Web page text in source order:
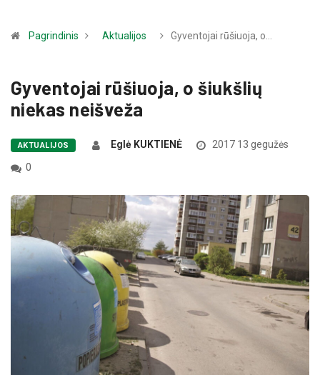
Pagrindinis Aktualijos Gyventojai rūšiuoja, o…
Gyventojai rūšiuoja, o šiukšlių
niekas neišveža
AKTUALIJOS Eglė KUKTIENĖ
2017 13 gegužės
0